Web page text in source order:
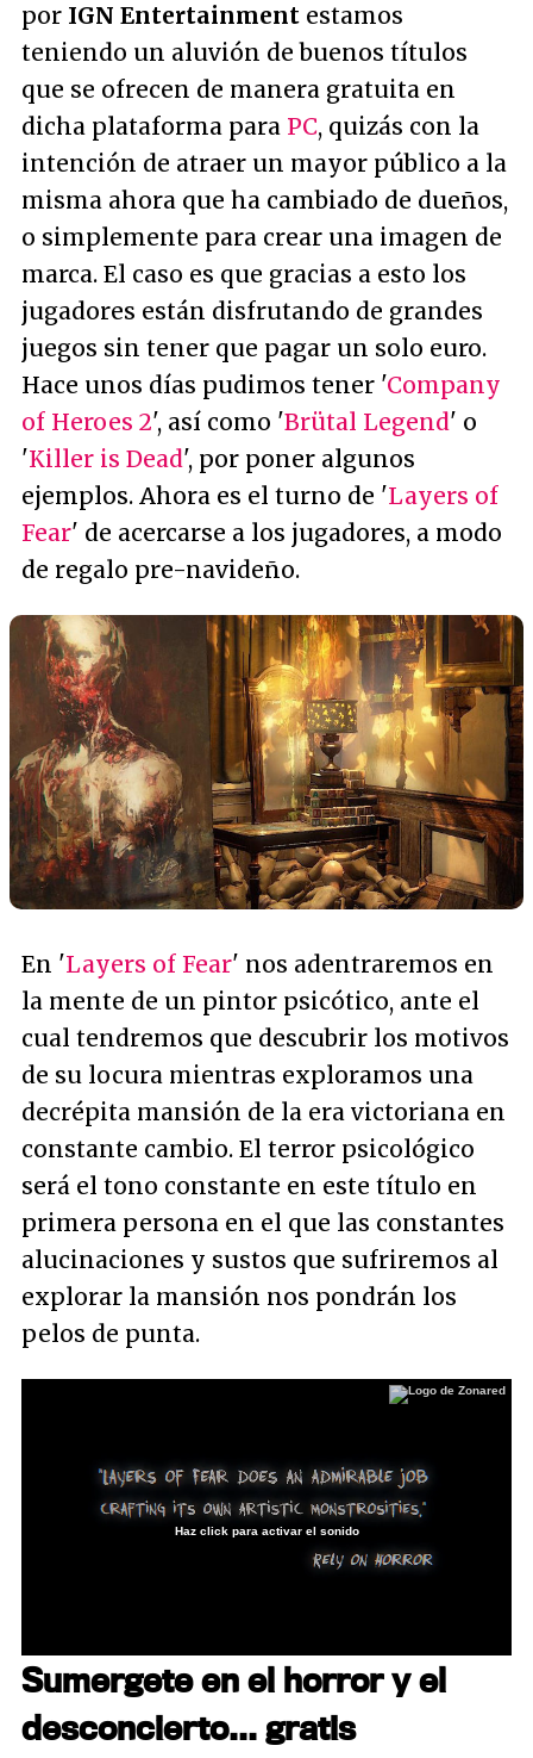
por IGN Entertainment estamos
teniendo un aluvión de buenos títulos
que se ofrecen de manera gratuita en
dicha plataforma para PC, quizás con la
intención de atraer un mayor público a la
misma ahora que ha cambiado de dueños,
o simplemente para crear una imagen de
marca. El caso es que gracias a esto los
jugadores están disfrutando de grandes
juegos sin tener que pagar un solo euro.
Hace unos días pudimos tener 'Company
of Heroes 2', así como 'Brütal Legend' o
'Killer is Dead', por poner algunos
ejemplos. Ahora es el turno de 'Layers of
Fear' de acercarse a los jugadores, a modo
de regalo pre-navideño.
En 'Layers of Fear' nos adentraremos en
la mente de un pintor psicótico, ante el
cual tendremos que descubrir los motivos
de su locura mientras exploramos una
decrépita mansión de la era victoriana en
constante cambio. El terror psicológico
será el tono constante en este título en
primera persona en el que las constantes
alucinaciones y sustos que sufriremos al
explorar la mansión nos pondrán los
pelos de punta.
Haz click para activar el sonido
Sumergete en el horror y el
desconcierto... gratis